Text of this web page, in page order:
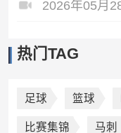
热门TAG
足球 篮球
比赛集锦 马刺